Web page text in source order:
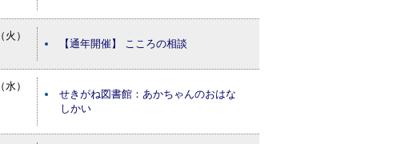
（火）
【通年開催】 こころの相談
（水）
せきがね図書館：あかちゃんのおはな
しかい